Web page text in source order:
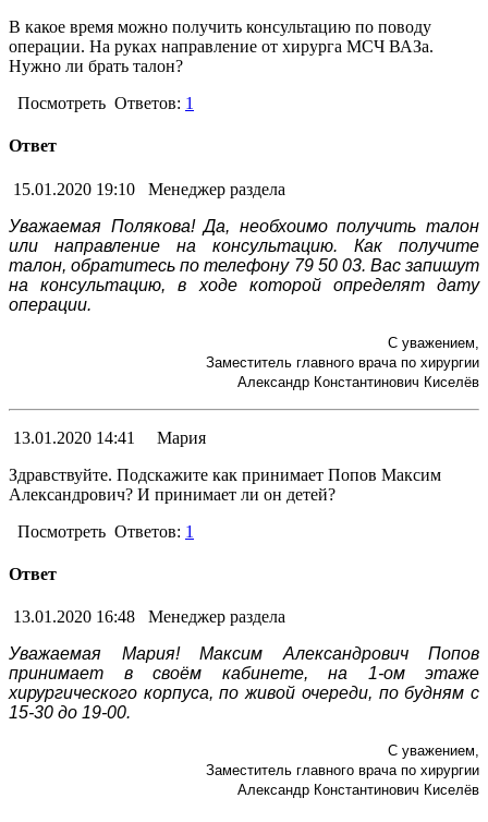
В какое время можно получить консультацию по поводу
операции. На руках направление от хирурга МСЧ ВАЗа.
Нужно ли брать талон?
Посмотреть Ответов: 1
Ответ
15.01.2020 19:10
Менеджер раздела
Уважаемая Полякова! Да, необхоимо получить талон
или направление на консультацию. Как получите
талон, обратитесь по телефону 79 50 03. Вас запишут
на консультацию, в ходе которой определят дату
операции.
С уважением,
Заместитель главного врача по хирургии
Александр Константинович Киселёв
13.01.2020 14:41
Мария
Здравствуйте. Подскажите как принимает Попов Максим
Александрович? И принимает ли он детей?
Посмотреть Ответов: 1
Ответ
13.01.2020 16:48
Менеджер раздела
Уважаемая Мария! Максим Александрович Попов
принимает в своём кабинете, на 1-ом этаже
хирургического корпуса, по живой очереди, по будням с
15-30 до 19-00.
С уважением,
Заместитель главного врача по хирургии
Александр Константинович Киселёв